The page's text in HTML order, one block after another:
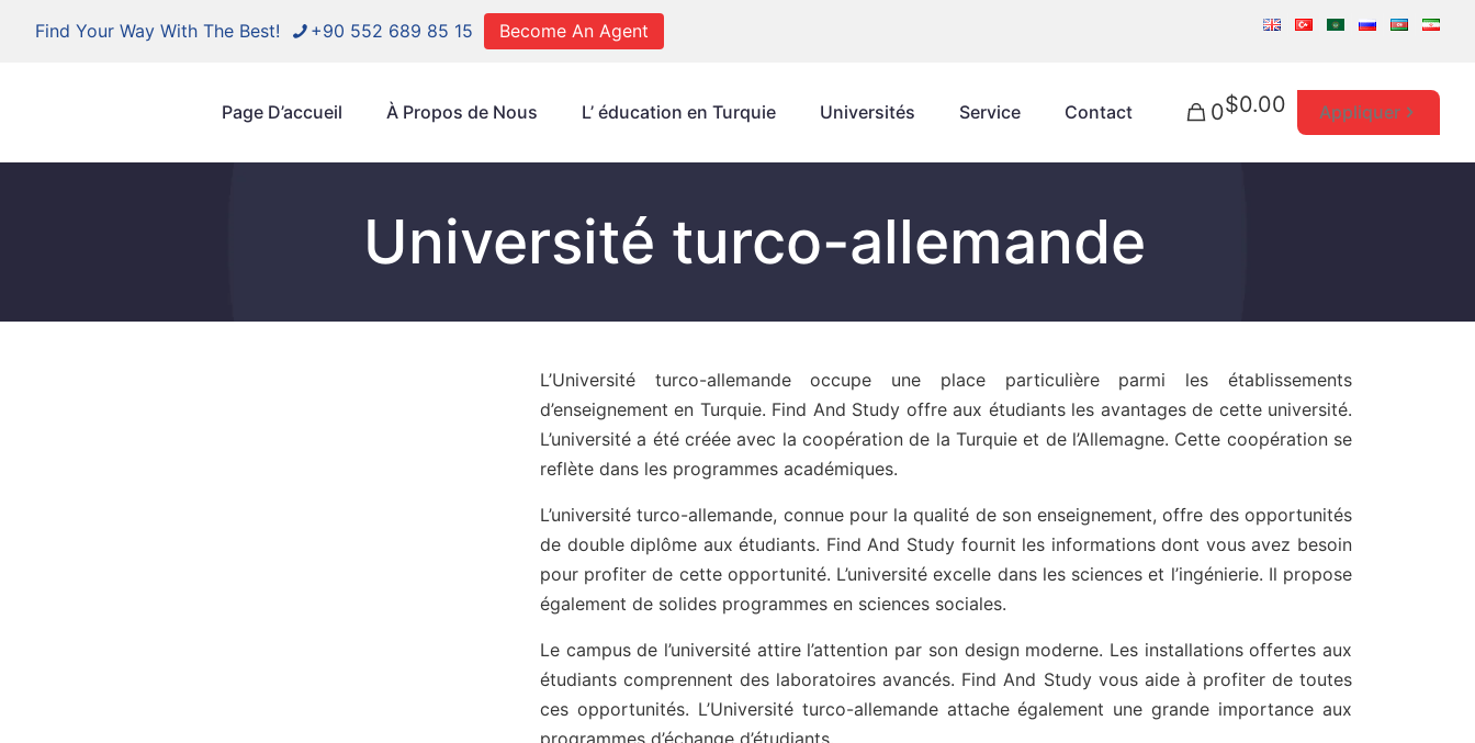
Find Your Way With The Best! +90 552 689 85 15 Become An Agent
Page D’accueil À Propos de Nous L’ éducation en Turquie Universités Service Contact 0$0.00 Appliquer
Université turco-allemande
L’Université turco-allemande occupe une place particulière parmi les établissements
d’enseignement en Turquie. Find And Study offre aux étudiants les avantages de cette université.
L’université a été créée avec la coopération de la Turquie et de l’Allemagne. Cette coopération se
reflète dans les programmes académiques.
L’université turco-allemande, connue pour la qualité de son enseignement, offre des opportunités
de double diplôme aux étudiants. Find And Study fournit les informations dont vous avez besoin
pour profiter de cette opportunité. L’université excelle dans les sciences et l’ingénierie. Il propose
également de solides programmes en sciences sociales.
Le campus de l’université attire l’attention par son design moderne. Les installations offertes aux
étudiants comprennent des laboratoires avancés. Find And Study vous aide à profiter de toutes
ces opportunités. L’Université turco-allemande attache également une grande importance aux
programmes d’échange d’étudiants.